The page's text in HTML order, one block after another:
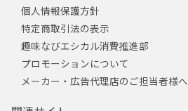
個人情報保護方針
特定商取引法の表示
趣味なびエシカル消費推進部
プロモーションについて
メーカー・広告代理店のご担当者様へ